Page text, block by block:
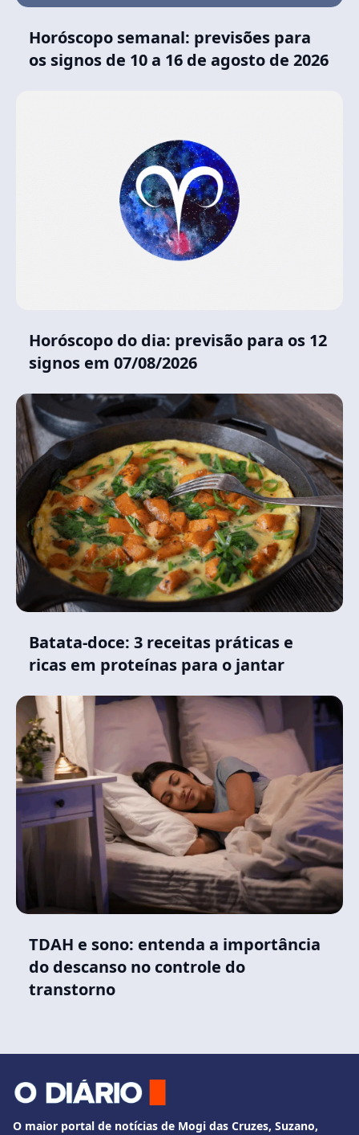
Horóscopo semanal: previsões para
os signos de 10 a 16 de agosto de 2026
Horóscopo do dia: previsão para os 12
signos em 07/08/2026
Batata-doce: 3 receitas práticas e
ricas em proteínas para o jantar
TDAH e sono: entenda a importância
do descanso no controle do
transtorno
O maior portal de notícias de Mogi das Cruzes, Suzano,